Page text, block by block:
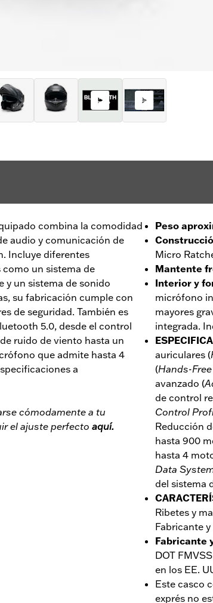
combina la comodidad
audio y comunicación de
Incluye diferentes
un sistema de
un sistema de sonido
su fabricación cumple con
de seguridad. También es
5.0, desde el control
ruido de viento hasta un
que admite hasta 4
a
cómodamente a tu
el ajuste perfecto aquí.
Peso
Micro
Mantente
Interior y
micrófono
mayores
integrada.
auriculares (
(Hands-
avanzado (
de control
Control
Reducción
hasta 900
hasta 4
Data
del sistema
Ribetes y
Fabricante
Fabricante
DOT
en los EE.
Este casco
exprés no